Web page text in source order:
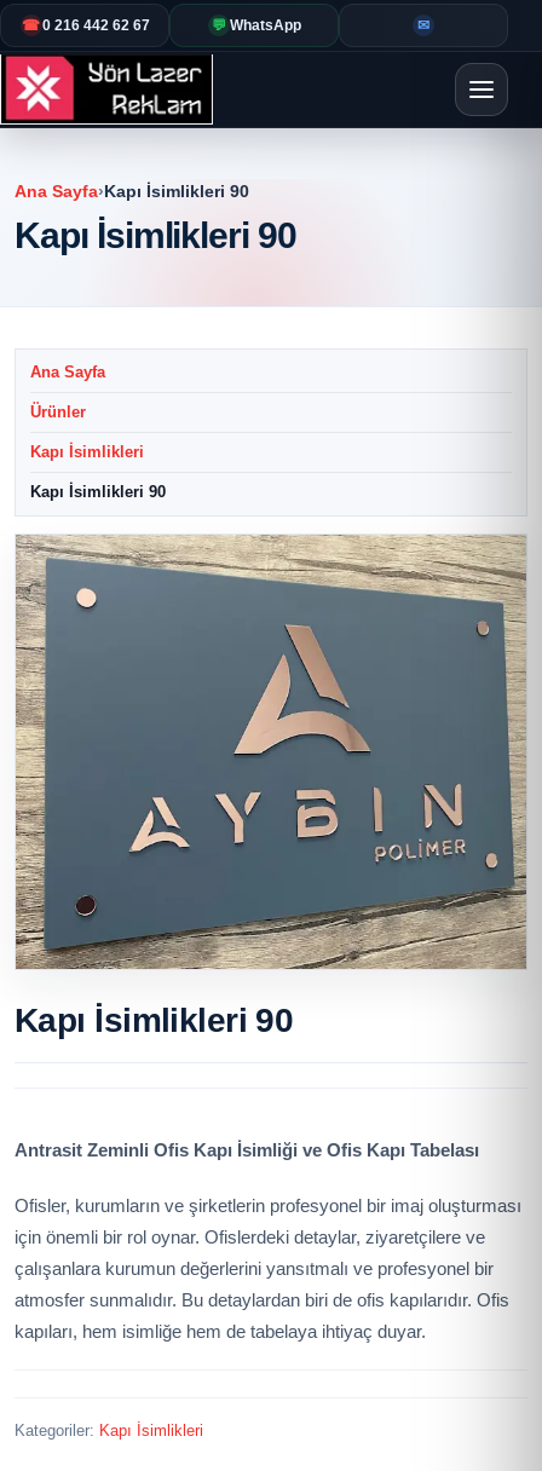
☎0 216 442 62 67 💬 WhatsApp ✉
Ana Sayfa›Kapı İsimlikleri 90
Kapı İsimlikleri 90
Ana Sayfa
Ürünler
Kapı İsimlikleri
Kapı İsimlikleri 90
Kapı İsimlikleri 90
Antrasit Zeminli Ofis Kapı İsimliği ve Ofis Kapı Tabelası
Ofisler, kurumların ve şirketlerin profesyonel bir imaj oluşturması
için önemli bir rol oynar. Ofislerdeki detaylar, ziyaretçilere ve
çalışanlara kurumun değerlerini yansıtmalı ve profesyonel bir
atmosfer sunmalıdır. Bu detaylardan biri de ofis kapılarıdır. Ofis
kapıları, hem isimliğe hem de tabelaya ihtiyaç duyar.
Kategoriler: Kapı İsimlikleri